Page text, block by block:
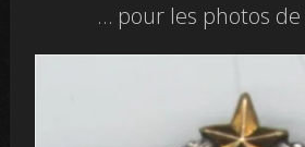
… pour les photos